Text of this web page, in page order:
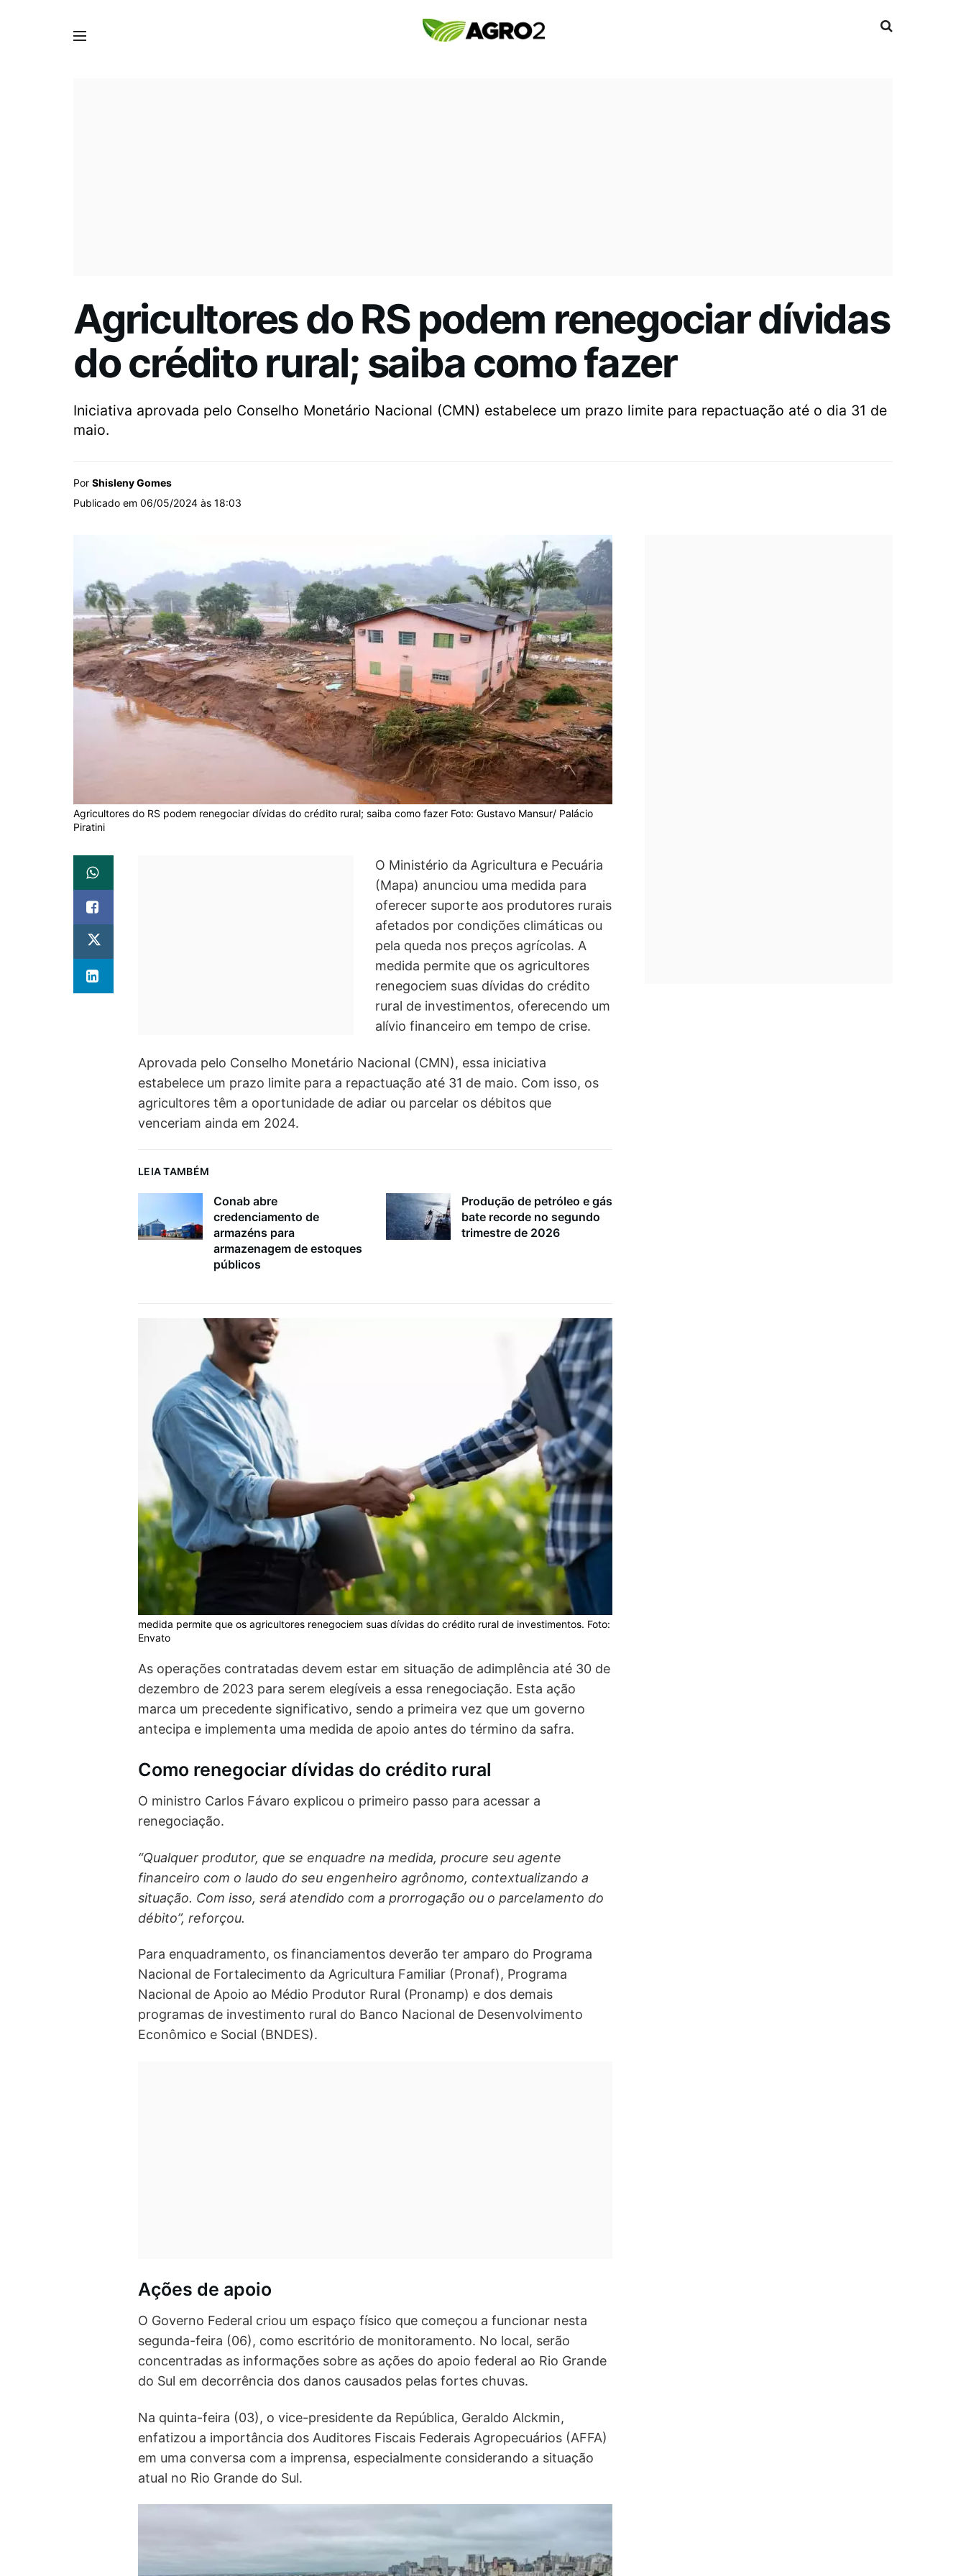
Agricultores do RS podem renegociar dívidas
do crédito rural; saiba como fazer
Iniciativa aprovada pelo Conselho Monetário Nacional (CMN) estabelece um prazo limite para repactuação até o dia 31 de
maio.
Por Shisleny Gomes
Publicado em 06/05/2024 às 18:03
Agricultores do RS podem renegociar dívidas do crédito rural; saiba como fazer Foto: Gustavo Mansur/ Palácio
Piratini
O Ministério da Agricultura e Pecuária
(Mapa) anunciou uma medida para
oferecer suporte aos produtores rurais
afetados por condições climáticas ou
pela queda nos preços agrícolas. A
medida permite que os agricultores
renegociem suas dívidas do crédito
rural de investimentos, oferecendo um
alívio financeiro em tempo de crise.
Aprovada pelo Conselho Monetário Nacional (CMN), essa iniciativa
estabelece um prazo limite para a repactuação até 31 de maio. Com isso, os
agricultores têm a oportunidade de adiar ou parcelar os débitos que
venceriam ainda em 2024.
LEIA TAMBÉM
Conab abre
credenciamento de
armazéns para
armazenagem de estoques
públicos
Produção de petróleo e gás
bate recorde no segundo
trimestre de 2026
medida permite que os agricultores renegociem suas dívidas do crédito rural de investimentos. Foto:
Envato
As operações contratadas devem estar em situação de adimplência até 30 de
dezembro de 2023 para serem elegíveis a essa renegociação. Esta ação
marca um precedente significativo, sendo a primeira vez que um governo
antecipa e implementa uma medida de apoio antes do término da safra.
Como renegociar dívidas do crédito rural
O ministro Carlos Fávaro explicou o primeiro passo para acessar a
renegociação.
“Qualquer produtor, que se enquadre na medida, procure seu agente
financeiro com o laudo do seu engenheiro agrônomo, contextualizando a
situação. Com isso, será atendido com a prorrogação ou o parcelamento do
débito”, reforçou.
Para enquadramento, os financiamentos deverão ter amparo do Programa
Nacional de Fortalecimento da Agricultura Familiar (Pronaf), Programa
Nacional de Apoio ao Médio Produtor Rural (Pronamp) e dos demais
programas de investimento rural do Banco Nacional de Desenvolvimento
Econômico e Social (BNDES).
Ações de apoio
O Governo Federal criou um espaço físico que começou a funcionar nesta
segunda-feira (06), como escritório de monitoramento. No local, serão
concentradas as informações sobre as ações do apoio federal ao Rio Grande
do Sul em decorrência dos danos causados pelas fortes chuvas.
Na quinta-feira (03), o vice-presidente da República, Geraldo Alckmin,
enfatizou a importância dos Auditores Fiscais Federais Agropecuários (AFFA)
em uma conversa com a imprensa, especialmente considerando a situação
atual no Rio Grande do Sul.